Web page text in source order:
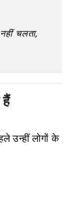
चलता,
उन्हीं लोगों के